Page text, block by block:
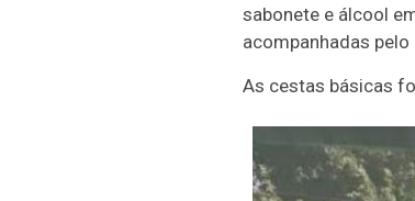
sabonete e álcool
acompanhadas pelo
As cestas básicas